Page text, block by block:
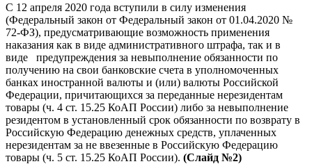
С 12 апреля 2020 года вступили в силу изменения
(Федеральный закон от Федеральный закон от 01.04.2020 №
72-ФЗ), предусматривающие возможность применения
наказания как в виде административного штрафа, так и в
виде предупреждения за невыполнение обязанности по
получению на свои банковские счета в уполномоченных
банках иностранной валюты и (или) валюты Российской
Федерации, причитающихся за переданные нерезидентам
товары (ч. 4 ст. 15.25 КоАП России) либо за невыполнение
резидентом в установленный срок обязанности по возврату в
Российскую Федерацию денежных средств, уплаченных
нерезидентам за не ввезенные в Российскую Федерацию
товары (ч. 5 ст. 15.25 КоАП России). (Слайд №2)